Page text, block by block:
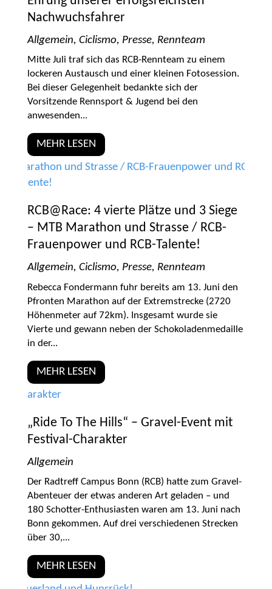
Nachwuchsfahrer
Allgemein, Ciclismo, Presse, Rennteam
Mitte Juli traf sich das RCB-Rennteam zu einem
lockeren Austausch und einer kleinen Fotosession.
Bei dieser Gelegenheit bedankte sich der
Vorsitzende Rennsport & Jugend bei den
anwesenden...
MEHR LESEN
RCB@Race: 4 vierte Plätze und 3 Siege
– MTB Marathon und Strasse / RCB-
Frauenpower und RCB-Talente!
Allgemein, Ciclismo, Presse, Rennteam
Rebecca Fondermann fuhr bereits am 13. Juni den
Pfronten Marathon auf der Extremstrecke (2720
Höhenmeter auf 72km). Insgesamt wurde sie
Vierte und gewann neben der Schokoladenmedaille
in der...
MEHR LESEN
„Ride To The Hills“ – Gravel-Event mit
Festival-Charakter
Allgemein
Der Radtreff Campus Bonn (RCB) hatte zum Gravel-
Abenteuer der etwas anderen Art geladen – und
180 Schotter-Enthusiasten waren am 13. Juni nach
Bonn gekommen. Auf drei verschiedenen Strecken
über 30,...
MEHR LESEN